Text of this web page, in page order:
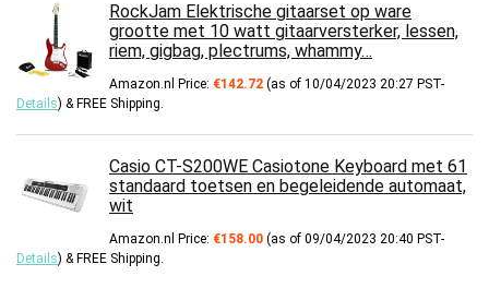
RockJam Elektrische gitaarset op ware
grootte met 10 watt gitaarversterker, lessen,
riem, gigbag, plectrums, whammy…
Amazon.nl Price: €142.72 (as of 10/04/2023 20:27 PST-
Details) & FREE Shipping
Casio CT-S200WE Casiotone Keyboard met 61
standaard toetsen en begeleidende automaat,
wit
Amazon.nl Price: €158.00 (as of 09/04/2023 20:40 PST-
Details) & FREE Shipping